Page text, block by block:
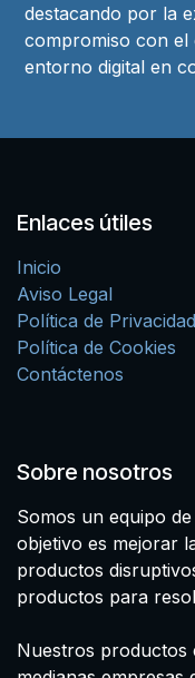
destacando por la
compromiso con el
entorno digital en
Enlaces útiles
Inicio
Aviso Legal
Política de Privacidad
Política de Cookies
Contáctenos
Sobre nosotros
Somos un equipo
objetivo es mejorar
productos
productos para
Nuestros productos